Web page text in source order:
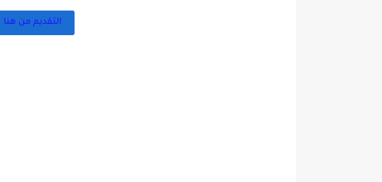
التقديم من هنا